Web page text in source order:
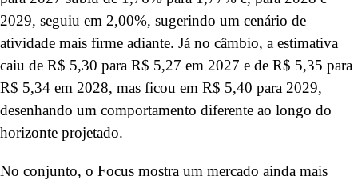
2029, seguiu em 2,00%, sugerindo um cenário de
atividade mais firme adiante. Já no câmbio, a estimativa
caiu de R$ 5,30 para R$ 5,27 em 2027 e de R$ 5,35 para
R$ 5,34 em 2028, mas ficou em R$ 5,40 para 2029,
desenhando um comportamento diferente ao longo do
horizonte projetado.
No conjunto, o Focus mostra um mercado ainda mais